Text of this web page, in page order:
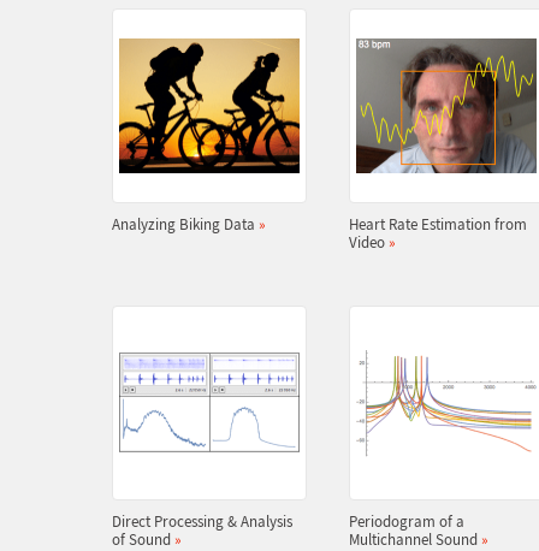
Analyzing Biking Data »
Heart Rate Estimation from
Video »
Direct Processing & Analysis
of Sound »
Periodogram of a
Multichannel Sound »